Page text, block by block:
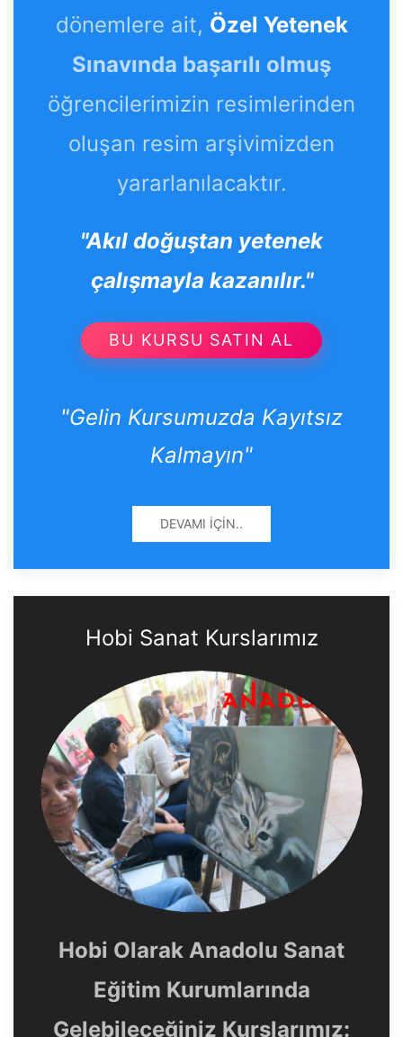
dönemlere ait, Özel Yetenek
Sınavında başarılı olmuş
öğrencilerimizin resimlerinden
oluşan resim arşivimizden
yararlanılacaktır.
"Akıl doğuştan yetenek
çalışmayla kazanılır."
BU KURSU SATIN AL
"Gelin Kursumuzda Kayıtsız
Kalmayın"
DEVAMI İÇIN..
Hobi Sanat Kurslarımız
Hobi Olarak Anadolu Sanat
Eğitim Kurumlarında
Gelebileceğiniz Kurslarımız: